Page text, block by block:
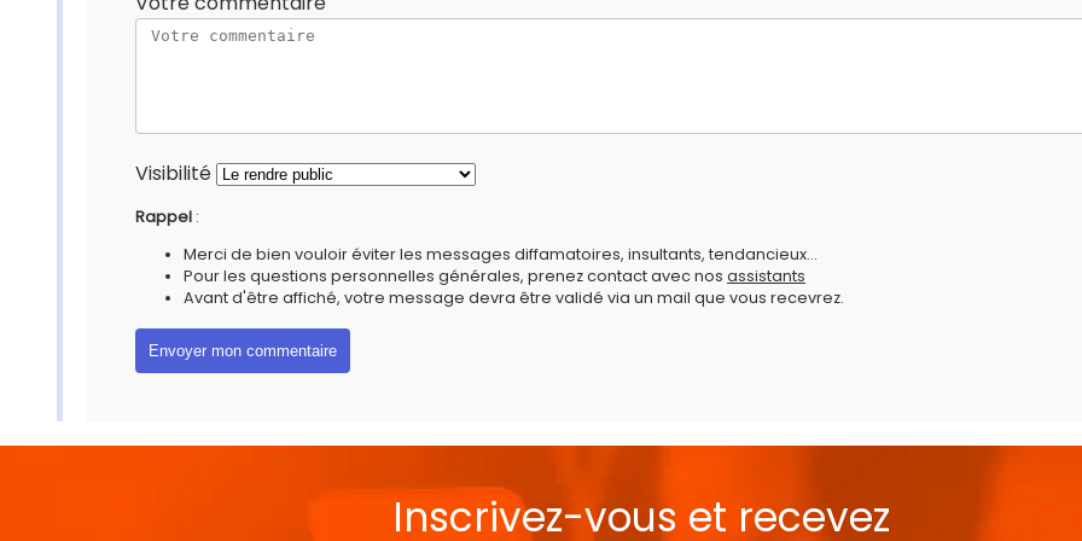
Visibilité
Rappel :
Merci de bien vouloir éviter les messages diffamatoires, insultants, tendancieux...
Pour les questions personnelles générales, prenez contact avec nos assistants
Avant d'être affiché, votre message devra être validé via un mail que vous recevrez.
Inscrivez-vous et recevez